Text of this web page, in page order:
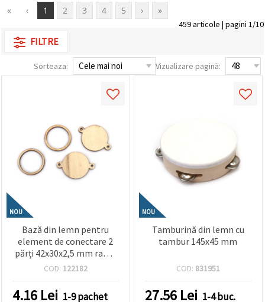
pentru a
afișa
conținut și
relevante,
acord să
utilizați
toate
urile făcând
clic pe
"acceptati
toate!" Sau
indicați
preferințele
în setări
dat și
« ‹ 1 2 3 4 5 › »
459 articole | pagini 1/10
FILTRE
Sorteaza: Vizualizare pagină:
NOU
Bază din lemn pentru
element de conectare 2
părți 42x30x2,5 mm ramă
30x2,5 mm orificiu 2 mm
COD: 122182
4.16 Lei 1-9 pachet
NOU
Tamburină din lemn cu
tambur 145x45 mm
COD: 831951
27.56 Lei 1-4 buc.